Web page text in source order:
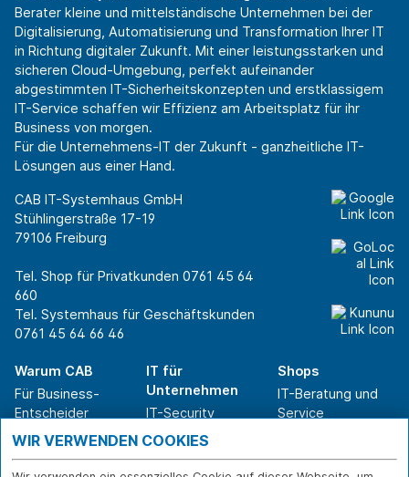
Berater kleine und mittelständische Unternehmen bei der
Digitalisierung, Automatisierung und Transformation Ihrer IT
in Richtung digitaler Zukunft. Mit einer leistungsstarken und
sicheren Cloud-Umgebung, perfekt aufeinander
abgestimmten IT-Sicherheitskonzepten und erstklassigem
IT-Service schaffen wir Effizienz am Arbeitsplatz für ihr
Business von morgen.
Für die Unternehmens-IT der Zukunft - ganzheitliche IT-
Lösungen aus einer Hand.
CAB IT-Systemhaus GmbH
Stühlingerstraße 17-19
79106 Freiburg
Tel. Shop für Privatkunden 0761 45 64
660
Tel. Systemhaus für Geschäftskunden
0761 45 64 66 46
Warum CAB
Für Business-
Entscheider
Für IT-Leiter
Für Privatkunden
Erfolgsgeschichte
IT für
Unternehmen
IT-Security
IT-Infrastruktur
IT-Service
Softwarelösungen
Shops
IT-Beratung und
Service
Versand- und
WIR VERWENDEN COOKIES